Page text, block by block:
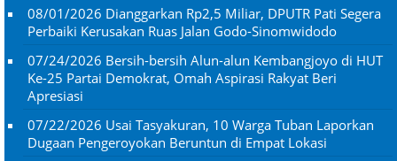
08/01/2026 Dianggarkan Rp2,5 Miliar, DPUTR Pati Segera
Perbaiki Kerusakan Ruas Jalan Godo-Sinomwidodo
07/24/2026 Bersih-bersih Alun-alun Kembangjoyo di HUT
Ke-25 Partai Demokrat, Omah Aspirasi Rakyat Beri
Apresiasi
07/22/2026 Usai Tasyakuran, 10 Warga Tuban Laporkan
Dugaan Pengeroyokan Beruntun di Empat Lokasi